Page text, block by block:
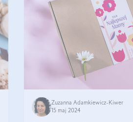
Zuzanna Adamkiewicz-Kiwer
15 maj 2024